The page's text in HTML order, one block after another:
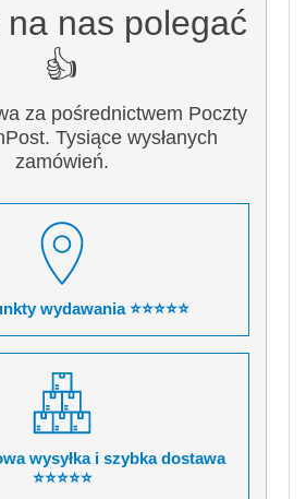
nas polegać
👍
za pośrednictwem Poczty
Tysiące wysłanych
zamówień.
wydawania ⭐⭐⭐⭐⭐
wysyłka i szybka dostawa
⭐⭐⭐⭐⭐